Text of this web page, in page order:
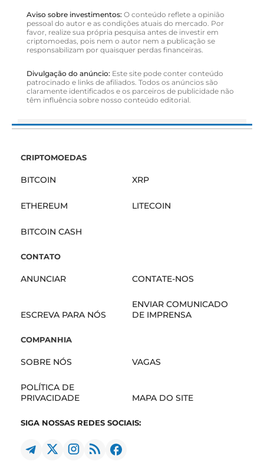
Aviso sobre investimentos: O conteúdo reflete a opinião
pessoal do autor e as condições atuais do mercado. Por
favor, realize sua própria pesquisa antes de investir em
criptomoedas, pois nem o autor nem a publicação se
responsabilizam por quaisquer perdas financeiras.
Divulgação do anúncio: Este site pode conter conteúdo
patrocinado e links de afiliados. Todos os anúncios são
claramente identificados e os parceiros de publicidade não
têm influência sobre nosso conteúdo editorial.
CRIPTOMOEDAS
BITCOIN XRP
ETHEREUM LITECOIN
BITCOIN CASH
CONTATO
ANUNCIAR CONTATE-NOS
ESCREVA PARA NÓS
ENVIAR COMUNICADO
DE IMPRENSA
COMPANHIA
SOBRE NÓS VAGAS
POLÍTICA DE
PRIVACIDADE
MAPA DO SITE
SIGA NOSSAS REDES SOCIAIS: